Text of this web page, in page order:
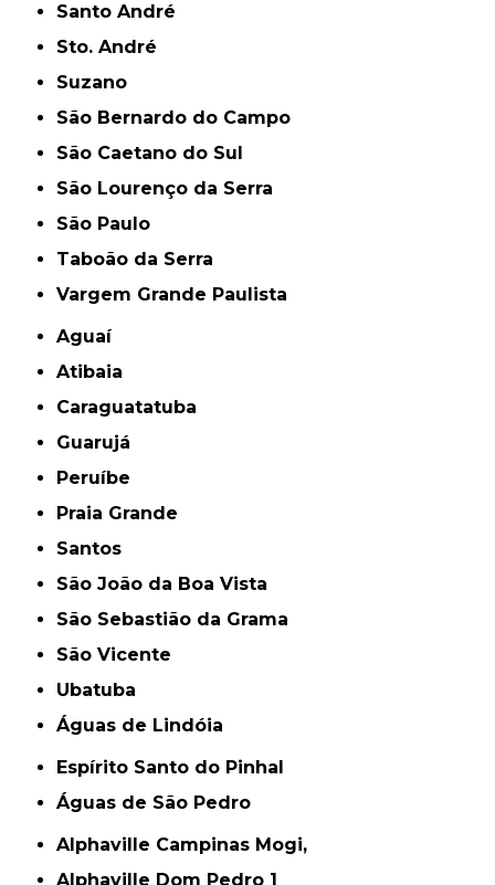
Santo André
Sto. André
Suzano
São Bernardo do Campo
São Caetano do Sul
São Lourenço da Serra
São Paulo
Taboão da Serra
Vargem Grande Paulista
Aguaí
Atibaia
Caraguatatuba
Guarujá
Peruíbe
Praia Grande
Santos
São João da Boa Vista
São Sebastião da Grama
São Vicente
Ubatuba
Águas de Lindóia
Espírito Santo do Pinhal
Águas de São Pedro
Alphaville Campinas Mogi,
Alphaville Dom Pedro 1